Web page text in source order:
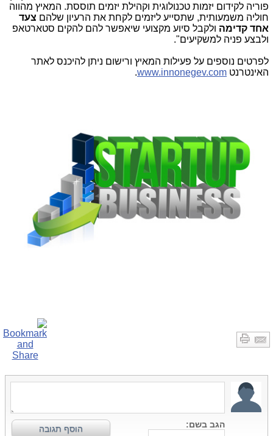
פוריה לקידום יזמות טכנולוגית וקהילת יזמים תוססת. המאיץ מהווה
חוליה משמעותית, שתסייע ליזמים לקחת את הרעיון שלהם צעד
אחד קדימה ולקבל סיוע מקצועי שיאפשר להם להקים סטארטאפ
ולבצע פניה למשקיעים".
לפרטים נוספים על פעילות המאיץ ורישום ניתן להיכנס לאתר
האינטרנט www.innonegev.com
.